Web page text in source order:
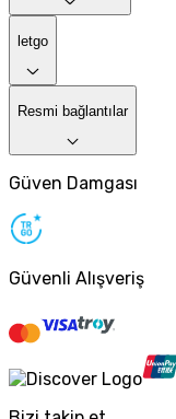
letgo
Resmi bağlantılar
Güven Damgası
Güvenli Alışveriş